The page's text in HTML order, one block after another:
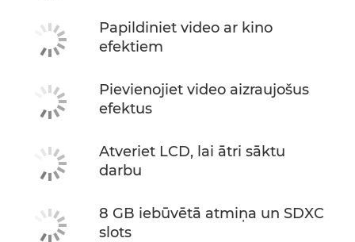
Papildiniet video ar kino
efektiem
Pievienojiet video aizraujošus
efektus
Atveriet LCD, lai ātri sāktu
darbu
8 GB iebūvētā atmiņa un SDXC
slots